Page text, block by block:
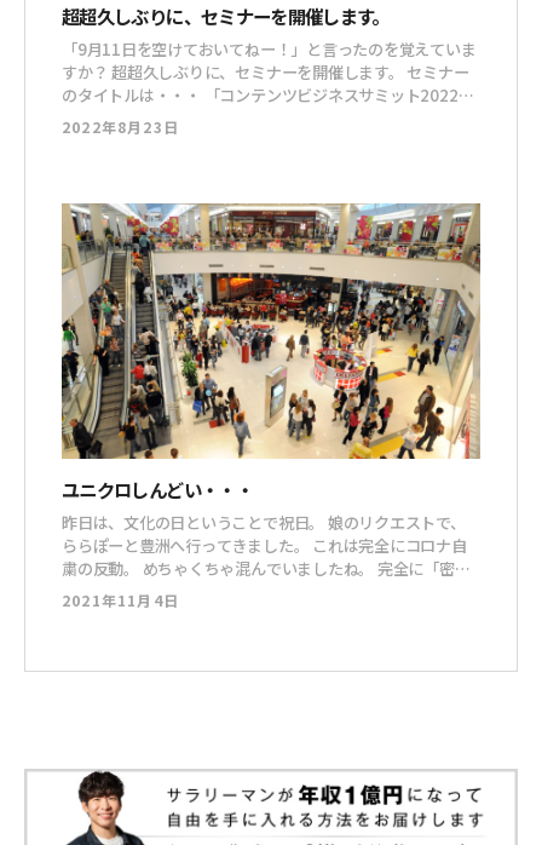
超超久しぶりに、セミナーを開催します。
「9月11日を空けておいてねー！」と言ったのを覚えていま
すか？ 超超久しぶりに、セミナーを開催します。 セミナー
のタイトルは・・・ 「コンテンツビジネスサミット2022」
です。 ででん！！ 好きなこと・得意なことを生かしてデジ
タルコンテンツを作る。 そして、そのデジタルコンテンツ
2022年8月23日
ユニクロしんどい・・・
昨日は、文化の日ということで祝日。 娘のリクエストで、
ららぽーと豊洲へ行ってきました。 これは完全にコロナ自
粛の反動。 めちゃくちゃ混んでいましたね。 完全に「密」
でしたが、まあ、これは仕方ないでしょう。 気になるなら
外に出るなってくらい、今はどこに行っても人が多いです。
2021年11月4日